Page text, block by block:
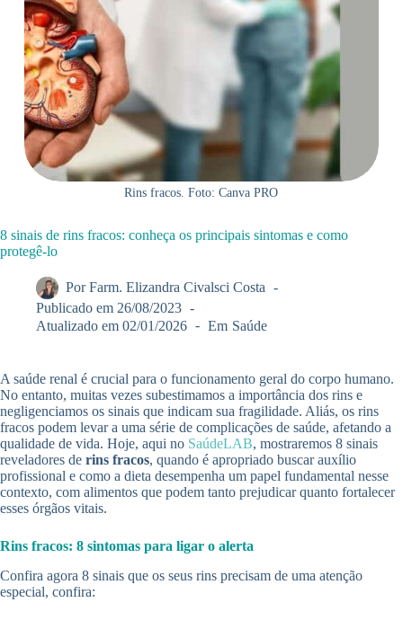
Rins fracos. Foto: Canva PRO
8 sinais de rins fracos: conheça os principais sintomas e como
protegê-lo
Por Farm. Elizandra Civalsci Costa
Publicado em 26/08/2023
Atualizado em 02/01/2026 Em Saúde
A saúde renal é crucial para o funcionamento geral do corpo humano.
No entanto, muitas vezes subestimamos a importância dos rins e
negligenciamos os sinais que indicam sua fragilidade. Aliás, os rins
fracos podem levar a uma série de complicações de saúde, afetando a
qualidade de vida. Hoje, aqui no SaúdeLAB, mostraremos 8 sinais
reveladores de rins fracos, quando é apropriado buscar auxílio
profissional e como a dieta desempenha um papel fundamental nesse
contexto, com alimentos que podem tanto prejudicar quanto fortalecer
esses órgãos vitais.
Rins fracos: 8 sintomas para ligar o alerta
Confira agora 8 sinais que os seus rins precisam de uma atenção
especial, confira: